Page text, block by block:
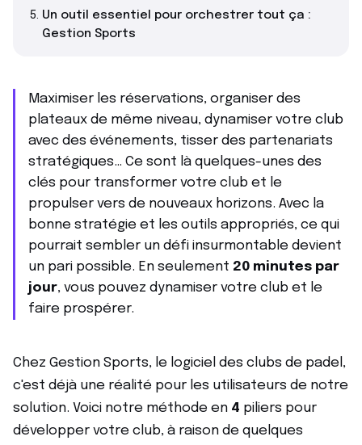
Un outil essentiel pour orchestrer tout ça :
Gestion Sports
Maximiser les réservations, organiser des
plateaux de même niveau, dynamiser votre club
avec des événements, tisser des partenariats
stratégiques… Ce sont là quelques-unes des
clés pour transformer votre club et le
propulser vers de nouveaux horizons. Avec la
bonne stratégie et les outils appropriés, ce qui
pourrait sembler un défi insurmontable devient
un pari possible. En seulement 20 minutes par
jour, vous pouvez dynamiser votre club et le
faire prospérer.
Chez Gestion Sports, le logiciel des clubs de padel,
c'est déjà une réalité pour les utilisateurs de notre
solution. Voici notre méthode en 4 piliers pour
développer votre club, à raison de quelques